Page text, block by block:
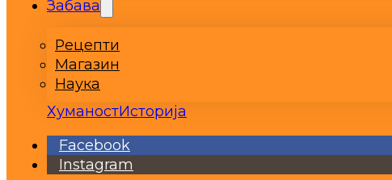
Забава
Рецепти
Магазин
Наука
ХуманостИсторија
Facebook
Instagram